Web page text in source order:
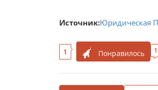
Источник:Юридическая
1 Понравилось